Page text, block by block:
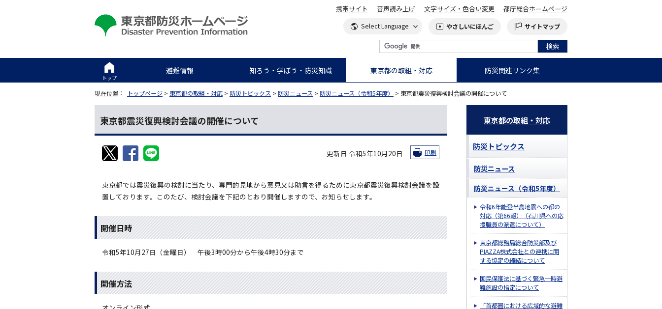
携帯サイト 音声読み上げ 文字サイズ・色合い変更 都庁総合ホームページ
やさしいにほんご サイトマップ
トップ
避難情報 知ろう・学ぼう・防災知識 東京都の取組・対応 防災関連リンク集
現在位置： トップページ > 東京都の取組・対応 > 防災トピックス > 防災ニュース > 防災ニュース（令和5年度） > 東京都震災復興検討会議の開催について
東京都震災復興検討会議の開催について
更新日 令和5年10月20日 印刷
東京都では震災復興の検討に当たり、専門的見地から意見又は助言を得るために東京都震災復興検討会議を設
置しております。このたび、検討会議を下記のとおり開催しますので、お知らせします。
開催日時
令和5年10月27日（金曜日） 午後3時00分から午後4時30分まで
開催方法
東京都の取組・対応
防災トピックス
防災ニュース
防災ニュース（令和5年度）
令和6年能登半島地震への都の
対応（第66報）（石川県への応
援職員の派遣について）
東京都総務局総合防災部及び
PIAZZA株式会社との連携に関
する協定の締結について
国民保護法に基づく緊急一時避
難施設の指定について
「首都圏における広域的な避難